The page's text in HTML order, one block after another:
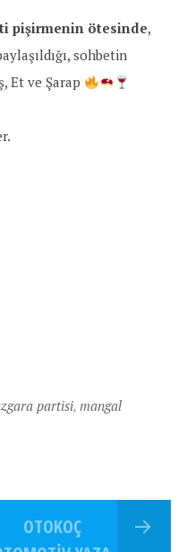
pişirmenin ötesinde,
sohbetin
Et ve Şarap
partisi, mangal
OTOKOÇ